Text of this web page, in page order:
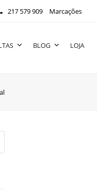
217 579 909 Marcações
BLOG LOJA